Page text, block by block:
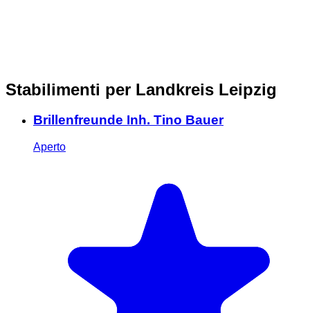
Stabilimenti per Landkreis Leipzig
Brillenfreunde Inh. Tino Bauer
Aperto